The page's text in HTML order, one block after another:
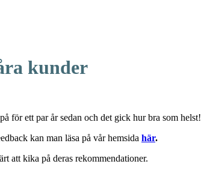
kunder
för ett par år sedan och det gick hur bra som helst!
kan man läsa på vår hemsida här.
att kika på deras rekommendationer.